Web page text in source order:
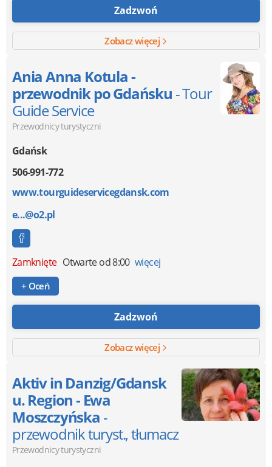
Zadzwoń
Zobacz więcej
Ania Anna Kotula -
przewodnik po Gdańsku - Tour
Guide Service
Przewodnicy turystyczni
Gdańsk
506-991-772
www.tourguideservicegdansk.com
e...@o2.pl
Zamknięte Otwarte od 8:00 więcej
+ Oceń
Zadzwoń
Zobacz więcej
Aktiv in Danzig/Gdansk
u. Region - Ewa
Moszczyńska -
przewodnik turyst., tłumacz
Przewodnicy turystyczni